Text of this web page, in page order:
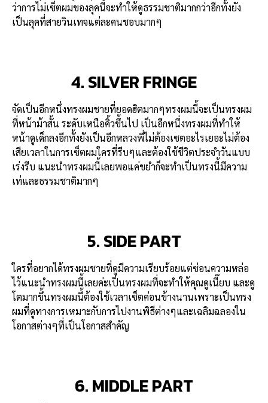
ว่าการไม่เซ็ตผมของลุคนี้จะทำให้ดูธรรมชาติมากกว่าอีกทั้งยัง
เป็นลุคที่สายวินเทจแต่ละคนชอบมากๆ
4. SILVER FRINGE
จัดเป็นอีกหนึ่งทรงผมชายที่ยอดฮิตมากๆทรงผมนี้จะเป็นทรงผม
ที่หน้าม้าสั้น ระดับเหนือคิ้วขึ้นไป เป็นอีกหนึ่งทรงผมที่ทำให้
หน้าดูเด็กลงอีกทั้งยังเป็นอีกหลวงพี่ไม่ต้องเซตอะไรเยอะไม่ต้อง
เสียเวลาในการเซ็ตผมใครที่รีบๆและต้องใช้ชีวิตประจำวันแบบ
เร่งรีบ แนะนำทรงผมนี้เลยพอแค่ขยำก็จะทำเป็นทรงนี้มีความ
เท่และธรรมชาติมากๆ
5. SIDE PART
ใครที่อยากได้ทรงผมชายที่ดูมีความเรียบร้อยแต่ซ่อนความหล่อ
ไว้แนะนำทรงผมนี้เลยค่ะเป็นทรงผมที่จะทำให้คุณดูเนี๊ยบ และดู
โตมากขึ้นทรงผมนี้ต้องใช้เวลาเซ็ตค่อนข้างนานเพราะเป็นทรง
ผมที่ดูทางการเหมาะกับการไปงานพิธีต่างๆและเฉลิมฉลองใน
โอกาสต่างๆที่เป็นโอกาสสำคัญ
6. MIDDLE PART